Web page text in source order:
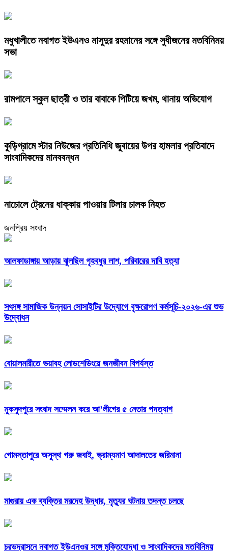
মধুখালীতে নবাগত ইউএনও মাসুদুর রহমানের সঙ্গে সুধীজনের মতবিনিময়
সভা
রামপালে স্কুল ছাত্রী ও তার বাবাকে পিটিয়ে জখম, থানায় অভিযোগ
কুড়িগ্রামে স্টার নিউজের প্রতিনিধি জুবায়ের উপর হামলার প্রতিবাদে
সাংবাদিকদের মানববন্ধন
নাচোলে ট্রেনের ধাক্কায় পাওয়ার টিলার চালক নিহত
জনপ্রিয় সংবাদ
আলফাডাঙ্গায় আড়ায় ঝুলছিল গৃহবধুর লাশ, পরিবারের দাবি হত্যা
সৎসঙ্গ সামাজিক উন্নয়ন সোসাইটির উদ্যোগে বৃক্ষরোপণ কর্মসূচি-২০২৬-এর শুভ
উদ্বোধন
বোয়ালমারীতে ভয়াবহ লোডশেডিংয়ে জনজীবন বিপর্যস্ত
মুকসুদপুরে সংবাদ সম্মেলন করে আ’লীগের ৫ নেতার পদত্যাগ
গোমস্তাপুরে অসুস্থ গরু জবাই, ভ্রাম্যমাণ আদালতের জরিমানা
মাগুরায় এক ব্যক্তির মরদেহ উদ্ধার, মৃত্যুর ঘটনায় তদন্ত চলছে
চরভদ্রাসনে নবাগত ইউএনওর সঙ্গে মুক্তিযোদ্ধা ও সাংবাদিকদের মতবিনিময়